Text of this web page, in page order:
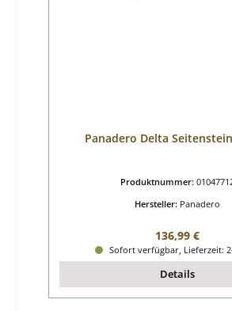
Panadero Delta
Produktnummer:
Hersteller: Panadero
Regulärer Preis:
136,99 €
Sofort verfügbar, Lieferzeit:
Details